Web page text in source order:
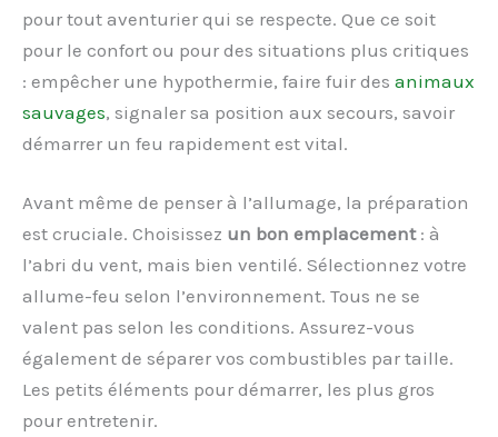
pour tout aventurier qui se respecte. Que ce soit
pour le confort ou pour des situations plus critiques
: empêcher une hypothermie, faire fuir des animaux
sauvages, signaler sa position aux secours, savoir
démarrer un feu rapidement est vital.
Avant même de penser à l’allumage, la préparation
est cruciale. Choisissez un bon emplacement: à
l’abri du vent, mais bien ventilé. Sélectionnez votre
allume-feu selon l’environnement. Tous ne se
valent pas selon les conditions. Assurez-vous
également de séparer vos combustibles par taille.
Les petits éléments pour démarrer, les plus gros
pour entretenir.